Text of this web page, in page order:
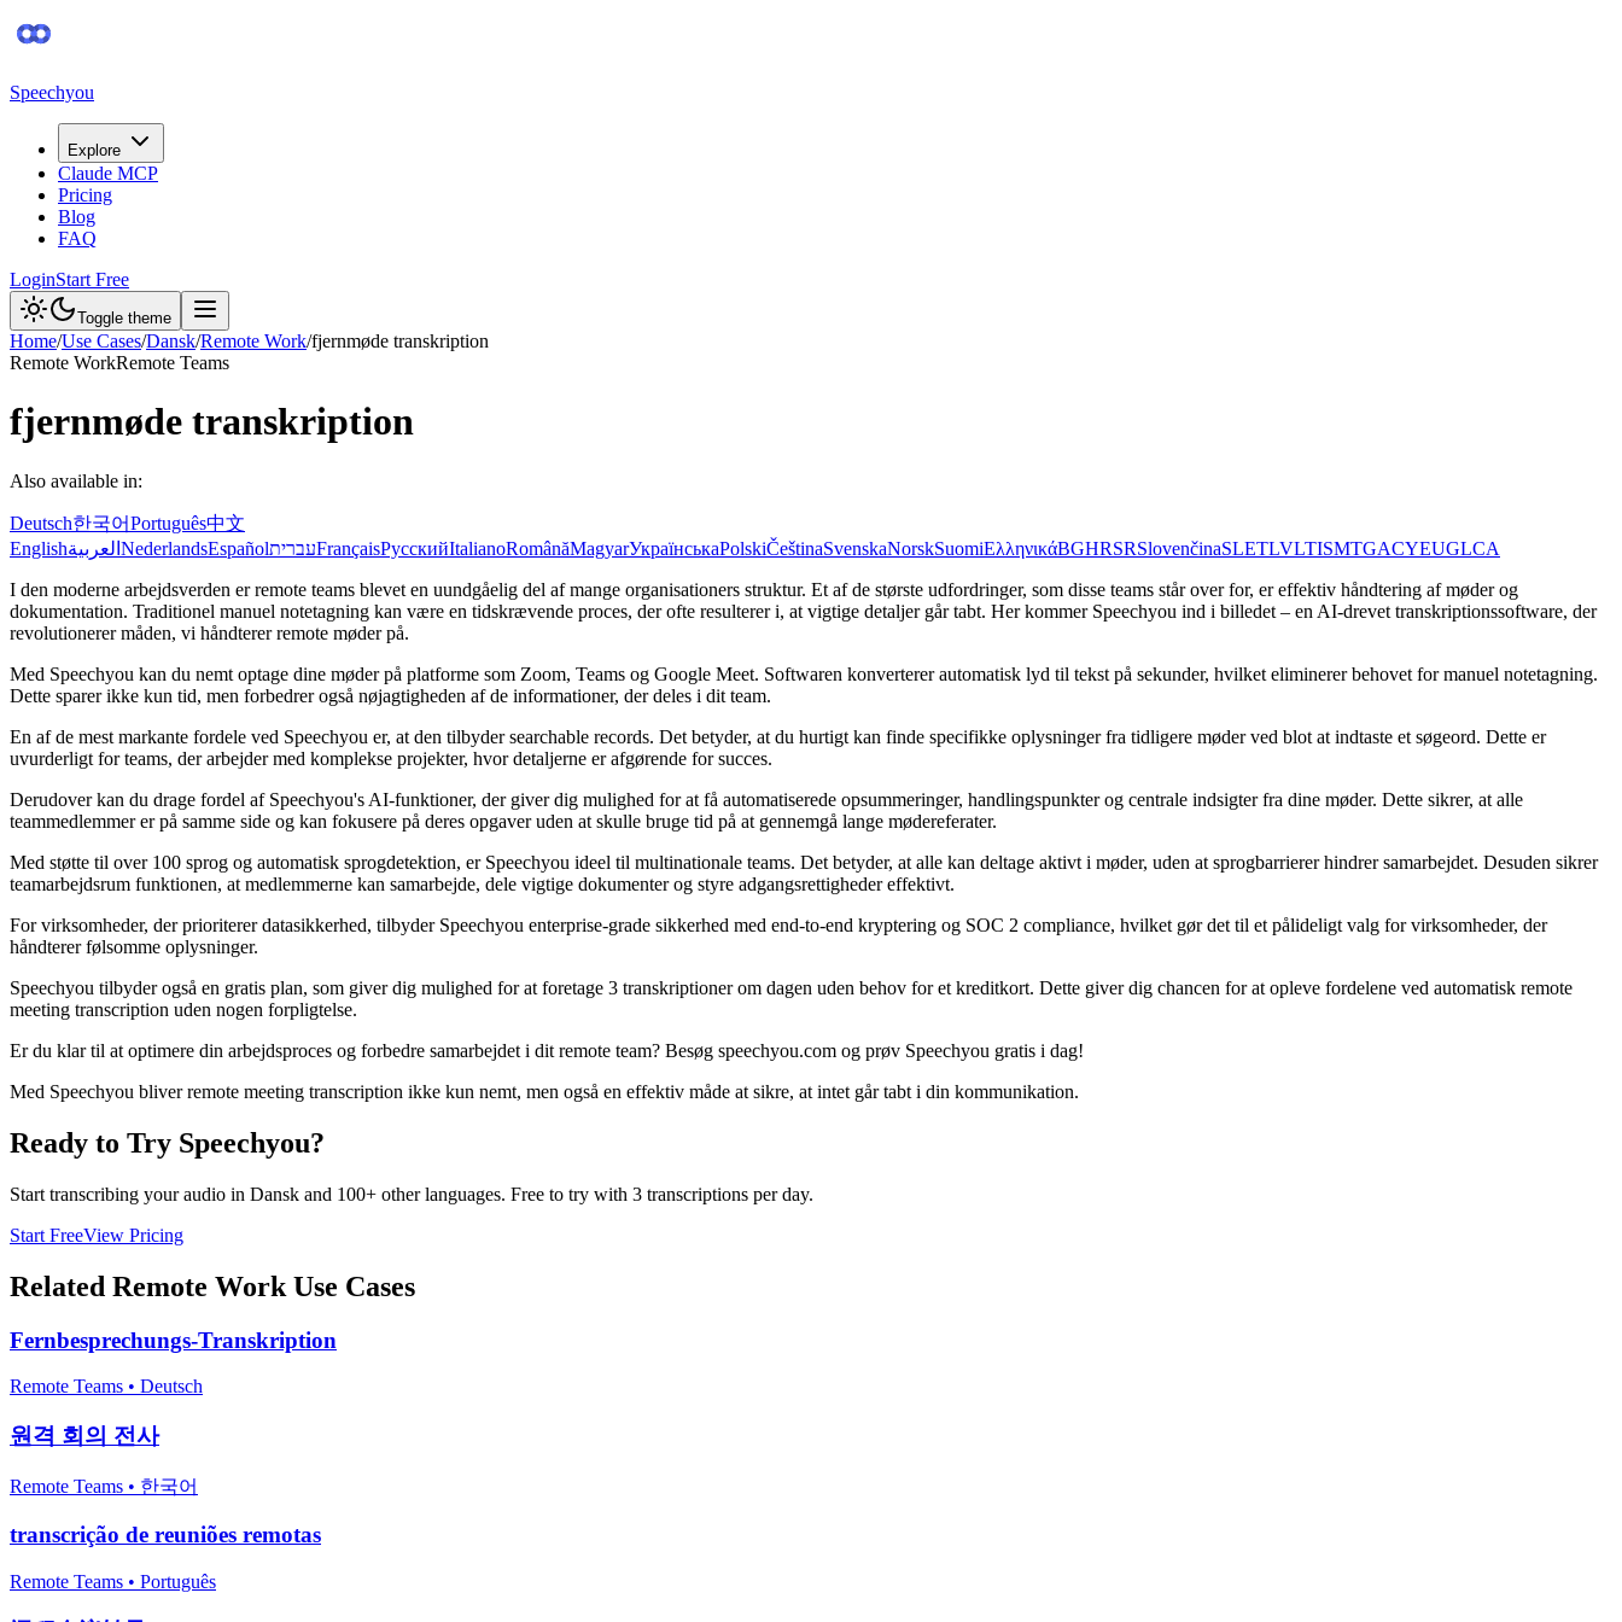
Speechyou
Explore
Claude MCP
Pricing
Blog
FAQ
LoginStart Free
Toggle theme
Home/Use Cases/Dansk/Remote Work/fjernmøde transkription
Remote WorkRemote Teams
fjernmøde transkription
Also available in:
Deutsch한국어Português中文
Englishالعربية NederlandsEspañolעבריתFrançaisРусскийItalianoRomânăMagyarУкраїнськаPolskiČeštinaSvenskaNorskSuomiΕλληνικάBGHRSRSlovenčinaSLETLVLTISMTGACYEUGLCA
I den moderne arbejdsverden er remote teams blevet en uundgåelig del af mange organisationers struktur. Et af de største udfordringer, som disse teams står over for, er effektiv håndtering af møder og
dokumentation. Traditionel manuel notetagning kan være en tidskrævende proces, der ofte resulterer i, at vigtige detaljer går tabt. Her kommer Speechyou ind i billedet – en AI-drevet transkriptionssoftware, der
revolutionerer måden, vi håndterer remote møder på.
Med Speechyou kan du nemt optage dine møder på platforme som Zoom, Teams og Google Meet. Softwaren konverterer automatisk lyd til tekst på sekunder, hvilket eliminerer behovet for manuel notetagning.
Dette sparer ikke kun tid, men forbedrer også nøjagtigheden af de informationer, der deles i dit team.
En af de mest markante fordele ved Speechyou er, at den tilbyder searchable records. Det betyder, at du hurtigt kan finde specifikke oplysninger fra tidligere møder ved blot at indtaste et søgeord. Dette er
uvurderligt for teams, der arbejder med komplekse projekter, hvor detaljerne er afgørende for succes.
Derudover kan du drage fordel af Speechyou's AI-funktioner, der giver dig mulighed for at få automatiserede opsummeringer, handlingspunkter og centrale indsigter fra dine møder. Dette sikrer, at alle
teammedlemmer er på samme side og kan fokusere på deres opgaver uden at skulle bruge tid på at gennemgå lange mødereferater.
Med støtte til over 100 sprog og automatisk sprogdetektion, er Speechyou ideel til multinationale teams. Det betyder, at alle kan deltage aktivt i møder, uden at sprogbarrierer hindrer samarbejdet. Desuden sikrer
teamarbejdsrum funktionen, at medlemmerne kan samarbejde, dele vigtige dokumenter og styre adgangsrettigheder effektivt.
For virksomheder, der prioriterer datasikkerhed, tilbyder Speechyou enterprise-grade sikkerhed med end-to-end kryptering og SOC 2 compliance, hvilket gør det til et pålideligt valg for virksomheder, der
håndterer følsomme oplysninger.
Speechyou tilbyder også en gratis plan, som giver dig mulighed for at foretage 3 transkriptioner om dagen uden behov for et kreditkort. Dette giver dig chancen for at opleve fordelene ved automatisk remote
meeting transcription uden nogen forpligtelse.
Er du klar til at optimere din arbejdsproces og forbedre samarbejdet i dit remote team? Besøg speechyou.com og prøv Speechyou gratis i dag!
Med Speechyou bliver remote meeting transcription ikke kun nemt, men også en effektiv måde at sikre, at intet går tabt i din kommunikation.
Ready to Try Speechyou?
Start transcribing your audio in Dansk and 100+ other languages. Free to try with 3 transcriptions per day.
Start FreeView Pricing
Related Remote Work Use Cases
Fernbesprechungs-Transkription
Remote Teams • Deutsch
원격 회의 전사
Remote Teams • 한국어
transcrição de reuniões remotas
Remote Teams • Português